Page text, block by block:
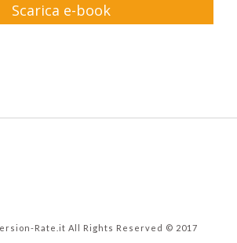
Scarica e-book
Rate.it All Rights Reserved © 2017